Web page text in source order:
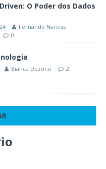
O Poder dos Dados
Fernando Narciso
0
Bianca Dezorzi 2